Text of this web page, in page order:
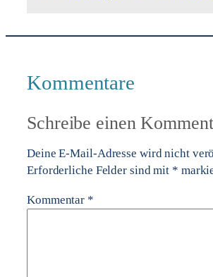
Kommentare
Schreibe einen
Deine E-Mail-Adresse wird nicht
Erforderliche Felder sind mit *
Kommentar *